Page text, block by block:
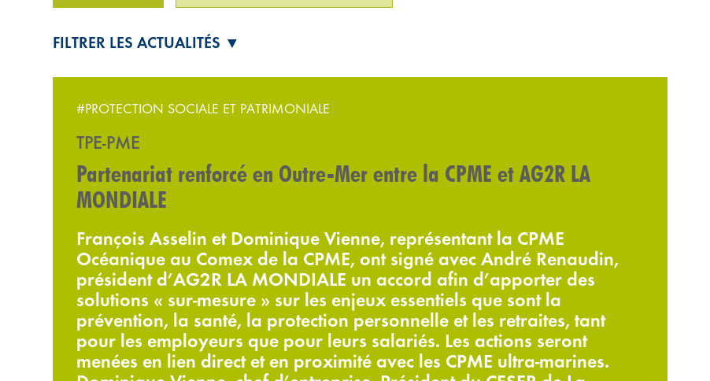
FILTRER LES ACTUALITÉS ▼
#PROTECTION SOCIALE ET PATRIMONIALE
TPE-PME
Partenariat renforcé en Outre-Mer entre la CPME et AG2R LA
MONDIALE
François Asselin et Dominique Vienne, représentant la CPME
Océanique au Comex de la CPME, ont signé avec André Renaudin,
président d’AG2R LA MONDIALE un accord afin d’apporter des
solutions « sur-mesure » sur les enjeux essentiels que sont la
prévention, la santé, la protection personnelle et les retraites, tant
pour les employeurs que pour leurs salariés. Les actions seront
menées en lien direct et en proximité avec les CPME ultra-marines.